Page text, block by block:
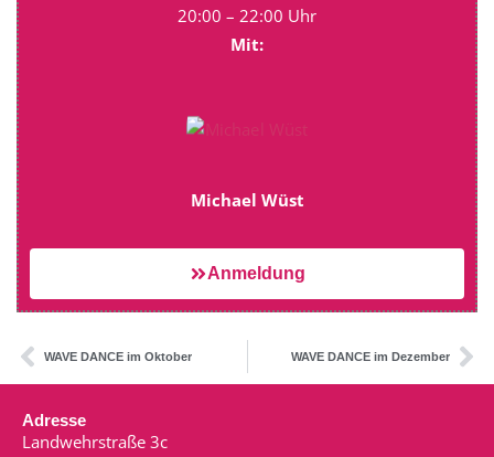
20:00 – 22:00 Uhr
Mit:
Michael Wüst
Anmeldung
WAVE DANCE im Oktober WAVE DANCE im Dezember
Adresse
Landwehrstraße 3c